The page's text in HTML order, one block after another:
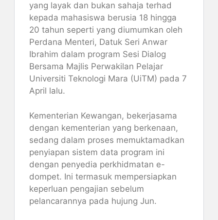
yang layak dan bukan sahaja terhad
kepada mahasiswa berusia 18 hingga
20 tahun seperti yang diumumkan oleh
Perdana Menteri, Datuk Seri Anwar
Ibrahim dalam program Sesi Dialog
Bersama Majlis Perwakilan Pelajar
Universiti Teknologi Mara (UiTM) pada 7
April lalu​​.
Kementerian Kewangan, bekerjasama
dengan kementerian yang berkenaan,
sedang dalam proses memuktamadkan
penyiapan sistem data program ini
dengan penyedia perkhidmatan e-
dompet. Ini termasuk mempersiapkan
keperluan pengajian sebelum
pelancarannya pada hujung Jun​.